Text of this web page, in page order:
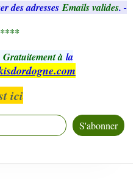
des adressesEmails valides. -
Gratuitement à la
ici